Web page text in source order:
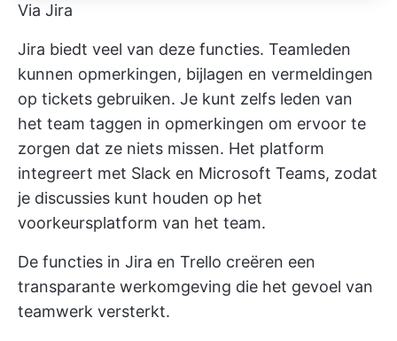
Via Jira
Jira biedt veel van deze functies. Teamleden
kunnen opmerkingen, bijlagen en vermeldingen
op tickets gebruiken. Je kunt zelfs leden van
het team taggen in opmerkingen om ervoor te
zorgen dat ze niets missen. Het platform
integreert met Slack en Microsoft Teams, zodat
je discussies kunt houden op het
voorkeursplatform van het team.
De functies in Jira en Trello creëren een
transparante werkomgeving die het gevoel van
teamwerk versterkt.